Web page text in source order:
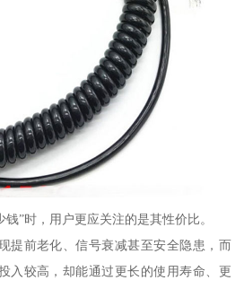
钱”时，用户更应关注的是其性价比。
提前老化、信号衰减甚至安全隐患，而
入较高，却能通过更长的使用寿命、更